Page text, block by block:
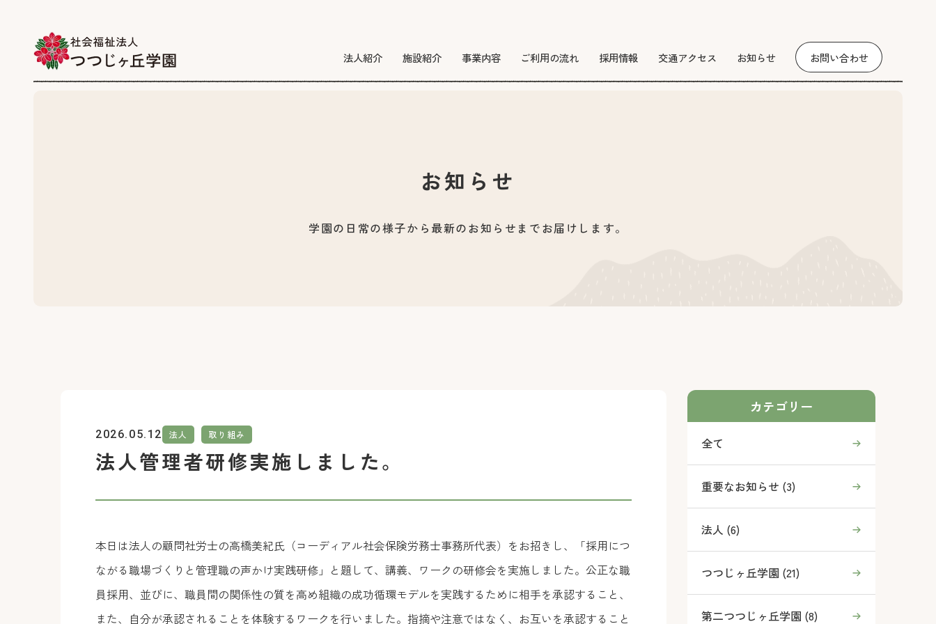
法人紹介 施設紹介 事業内容 ご利用の流れ 採用情報 交通アクセス お知らせ お問い合わせ
お知らせ
学園の日常の様子から最新のお知らせまでお届けします。
2026.05.12 法人 取り組み
法人管理者研修実施しました。
本日は法人の顧問社労士の高橋美紀氏（コーディアル社会保険労務士事務所代表）をお招きし、「採用につ
ながる職場づくりと管理職の声かけ実践研修」と題して、講義、ワークの研修会を実施しました。公正な職
員採用、並びに、職員間の関係性の質を高め組織の成功循環モデルを実践するために相手を承認すること、
また、自分が承認されることを体験するワークを行いました。指摘や注意ではなく、お互いを承認すること
カテゴリー
全て
重要なお知らせ (3)
法人 (6)
つつじヶ丘学園 (21)
第二つつじヶ丘学園 (8)